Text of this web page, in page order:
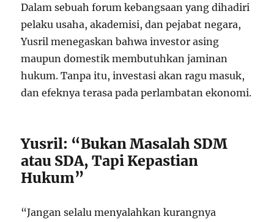
Dalam sebuah forum kebangsaan yang dihadiri
pelaku usaha, akademisi, dan pejabat negara,
Yusril menegaskan bahwa investor asing
maupun domestik membutuhkan jaminan
hukum. Tanpa itu, investasi akan ragu masuk,
dan efeknya terasa pada perlambatan ekonomi.
Yusril: “Bukan Masalah SDM
atau SDA, Tapi Kepastian
Hukum”
“Jangan selalu menyalahkan kurangnya